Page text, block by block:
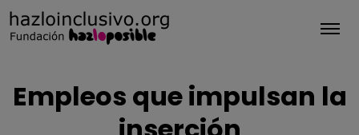
Empleos que impulsan la